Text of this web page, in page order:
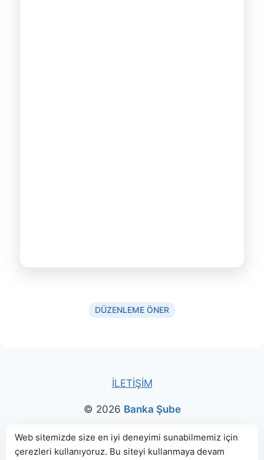
DÜZENLEME ÖNER
İLETİŞİM
© 2026 Banka Şube
Bu sitede paylaşılan banka bilgileri için kaynak olarak
genellikle TBBveBDDKweb sitelerinden faydalanılmış, harita
Web sitemizde size en iyi deneyimi sunabilmemiz için
çerezleri kullanıyoruz. Bu siteyi kullanmaya devam